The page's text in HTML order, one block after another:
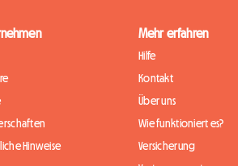
Hinweise
Mehr erfahren
Hilfe
Kontakt
Über uns
Wie funktioniert es?
Versicherung